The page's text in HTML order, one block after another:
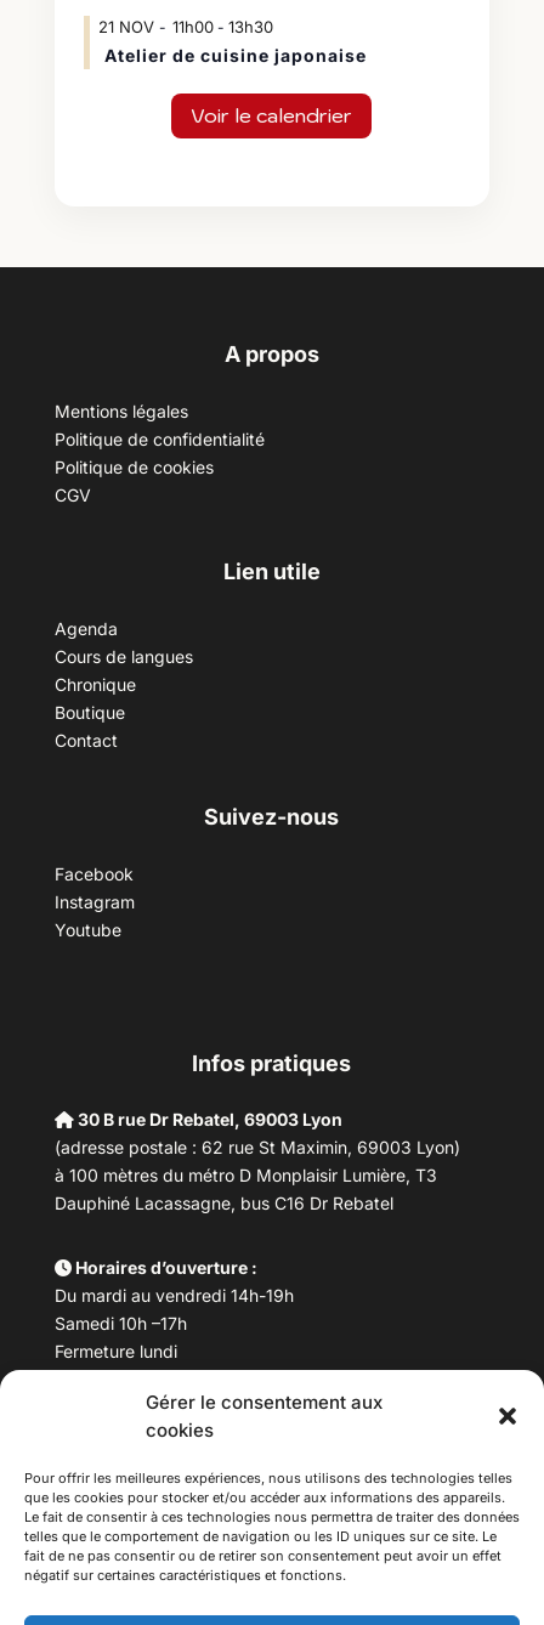
Gérer le consentement aux
cookies
Pour offrir les meilleures expériences, nous utilisons des technologies telles
que les cookies pour stocker et/ou accéder aux informations des appareils.
Le fait de consentir à ces technologies nous permettra de traiter des données
telles que le comportement de navigation ou les ID uniques sur ce site. Le
fait de ne pas consentir ou de retirer son consentement peut avoir un effet
négatif sur certaines caractéristiques et fonctions.
21 NOV 11h00- 13h30
Atelier de cuisine japonaise
Voir le calendrier
A propos
Mentions légales
Politique de confidentialité
Politique de cookies
CGV
Lien utile
Agenda
Cours de langues
Chronique
Boutique
Contact
Suivez-nous
Facebook
Instagram
Youtube
Infos pratiques
30 B rue Dr Rebatel, 69003 Lyon
(adresse postale : 62 rue St Maximin, 69003 Lyon)
à 100 mètres du métro D Monplaisir Lumière, T3
Dauphiné Lacassagne, bus C16 Dr Rebatel
Horaires d’ouverture :
Du mardi au vendredi 14h-19h
Samedi 10h –17h
Fermeture lundi
Téléphone : 04 78 53 06 40
maisondesculturesasiatiques@asiexpo.com